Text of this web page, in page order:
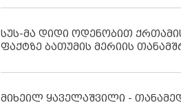
სუს-მა დიდი ოდენობით
ფაქტზე ბათუმის მერიის
მიხეილ ყაველაშვილი -